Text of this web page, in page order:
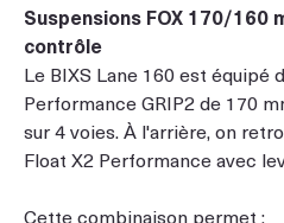
Suspensions FOX 170/160
contrôle
Le BIXS Lane 160 est équipé
Performance GRIP2 de 170
sur 4 voies. À l'arrière, on
Float X2 Performance avec
Cette combinaison permet :